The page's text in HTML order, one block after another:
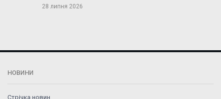
28 липня 2026
НОВИНИ
Стрічка новин